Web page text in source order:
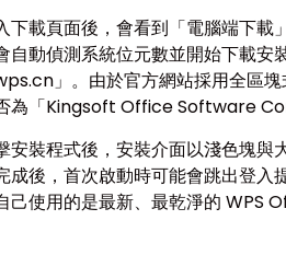
下載頁面後，會看到「電腦端下
自動偵測系統位元數並開始下載安
」。由於官方網站採用全區
為「Kingsoft Office Software
安裝程式後，安裝介面以淺色塊與
成後，首次啟動時可能會跳出登入
己使用的是最新、最乾淨的 WPS